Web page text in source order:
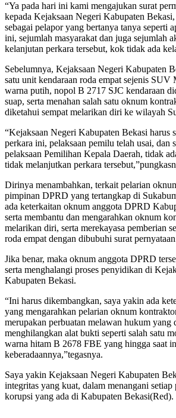
“Ya pada hari ini kami mengajukan surat
kepada Kejaksaan Negeri Kabupaten
sebagai pelapor yang bertanya tanya seperti
ini, sejumlah masyarakat dan juga sejumlah
kelanjutan perkara tersebut, kok tidak ada
Sebelumnya, Kejaksaan Negeri Kabupaten
satu unit kendaraan roda empat sejenis SUV
warna putih, nopol B 2717 SJC kendaraan
suap, serta menahan salah satu oknum
diketahui sempat melarikan diri ke wilayah
“Kejaksaan Negeri Kabupaten Bekasi harus
perkara ini, pelaksaan pemilu telah usai, dan
pelaksaan Pemilihan Kepala Daerah, tidak
tidak melanjutkan perkara
Dirinya menambahkan, terkait pelarian
pimpinan DPRD yang tertangkap di
ada keterkaitan oknum anggota DPRD
serta membantu dan mengarahkan oknum
melarikan diri, serta merekayasa pemberian
roda empat dengan dibubuhi surat
Jika benar, maka oknum anggota DPRD
serta menghalangi proses penyidikan di
Kabupaten Bekasi.
“Ini harus dikembangkan, saya yakin ada
yang mengarahkan pelarian oknum
merupakan perbuatan melawan hukum yang
menghilangkan alat bukti seperti salah satu
warna hitam B 2678 FBE yang hingga saat
keberadaannya,”tegasnya.
Saya yakin Kejaksaan Negeri Kabupaten
integritas yang kuat, dalam menangani setiap
korupsi yang ada di Kabupaten Bekasi(Red).